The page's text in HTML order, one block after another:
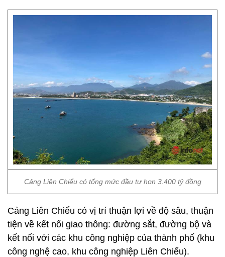
Cảng Liên Chiểu có tổng mức đầu tư hơn 3.400 tỷ đồng
Cảng Liên Chiểu có vị trí thuận lợi về độ sâu, thuận
tiện về kết nối giao thông: đường sắt, đường bộ và
kết nối với các khu công nghiệp của thành phố (khu
công nghệ cao, khu công nghiệp Liên Chiểu).